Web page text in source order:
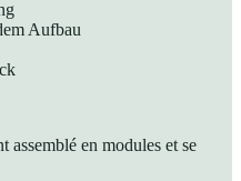
Aufbau
assemblé en modules et se